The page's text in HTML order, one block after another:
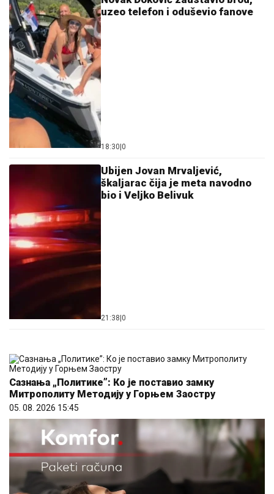
uzeo telefon i oduševio fanove
18:30 0
Ubijen Jovan Mrvaljević,
škaljarac čija je meta navodno
bio i Veljko Belivuk
21:38 0
Сазнања „Политике”: Ко је поставио замку
Митрополиту Методију у Горњем Заостру
05. 08. 2026 15:45